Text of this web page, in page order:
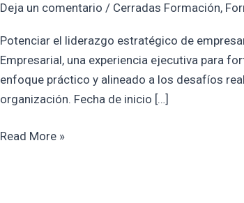
Deja un comentario / Cerradas Formación,
Potenciar el liderazgo estratégico de
Empresarial, una experiencia ejecutiva para
enfoque práctico y alineado a los desafíos
organización. Fecha de inicio […]
1.0:
estratégica
empresarial
Read More »